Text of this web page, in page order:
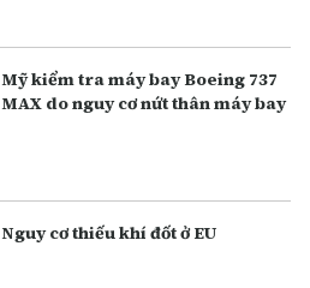
Mỹ kiểm tra máy bay Boeing 737
MAX do nguy cơ nứt thân máy bay
Nguy cơ thiếu khí đốt ở EU